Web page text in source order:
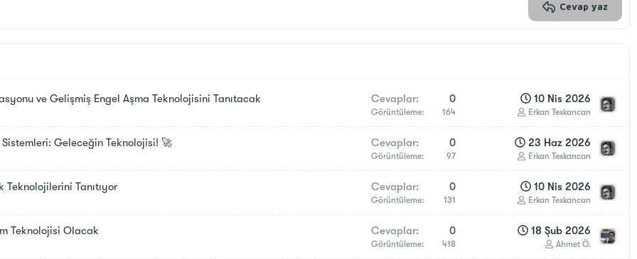
Cevap yaz
ve Gelişmiş Engel Aşma Teknolojisini Tanıtacak Cevaplar 0
Görüntüleme 164
10 Nis 2026
Erkan Teskancan
Geleceğin Teknolojisi! 🚀 Cevaplar 0
Görüntüleme 97
23 Haz 2026
Erkan Teskancan
Teknolojilerini Tanıtıyor Cevaplar 0
Görüntüleme 131
10 Nis 2026
Erkan Teskancan
Teknolojisi Olacak Cevaplar 0
Görüntüleme 418
18 Şub 2026
Ahmet Ö.